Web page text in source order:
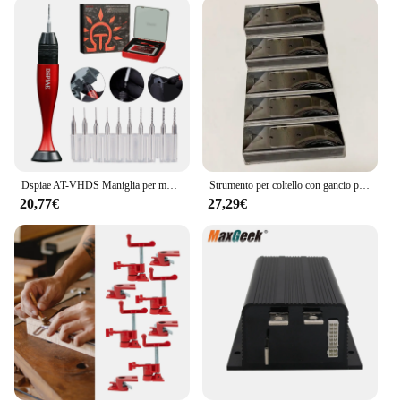
**Ease of Use and Compliance**
Understanding the importance of quick deployment
and ease of use, these safety barriers are designed
with user-friendliness in mind. They can be set up
swiftly, ensuring that your workplace remains
compliant with safety regulations without causing
disruptions to your workflow. The ergonomic
design not only enhances safety but also contributes
to a more comfortable workspace, reducing the risk
of fatigue and injury.
**Comprehensive Safety Solutions**
The sets of industrial safety barriers available for
sale are not just barriers; they are comprehensive
safety solutions. Each set includes all the necessary
components to create a secure perimeter, ensuring
that your workers are protected from hazards. The
barriers are not only about preventing accidents;
they also serve as visual cues, guiding employees
and visitors to follow safe practices. Whether you're
a vendor, supplier, or an individual looking to
enhance safety in your workplace, these barriers are
Dspiae AT-VHDS Maniglia per morsa universale nera rossa per punta da trapano in acciaio al tungsteno DB-03 0,3 mm-1,2 mm
20,77€
Strumento per coltello con gancio per corna lama a mezza luna lame per cavi tagliati di sicurezza industriale
27,29€